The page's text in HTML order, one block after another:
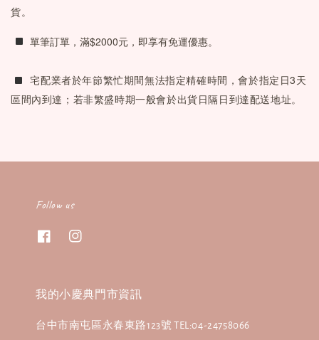
貨。
單筆訂單，滿$2000元，即享有免運優惠。
宅配業者於年節繁忙期間無法指定精確時間，會於指定日3天
區間內到達；若非繁盛時期一般會於出貨日隔日到達配送地址。
Follow us
我的小慶典門市資訊
台中市南屯區永春東路123號 TEL:04-24758066